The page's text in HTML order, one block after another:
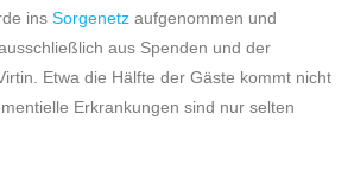
ins Sorgenetz aufgenommen und
aus Spenden und der
Etwa die Hälfte der Gäste kommt nicht
Erkrankungen sind nur selten